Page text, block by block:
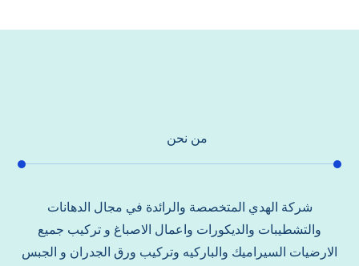
من نحن
شركة الهدي المتخصصة والرائدة في مجال الدهانات
والتشطيبات والديكورات واعمال الاصباغ و تركيب جميع
الارضيات السيراميك والباركيه وتركيب ورق الجدران و الجبس